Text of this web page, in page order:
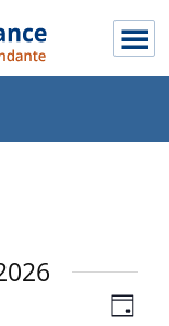
Jour